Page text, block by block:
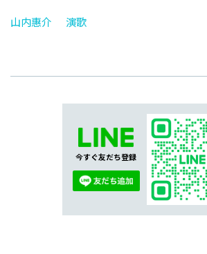
山内惠介 演歌
今すぐ友だち登録